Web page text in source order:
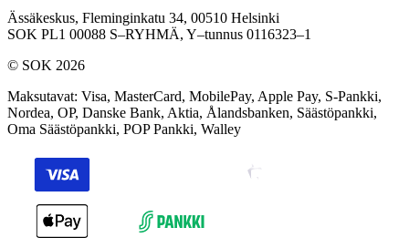
Ässäkeskus, Fleminginkatu 34, 00510 Helsinki
SOK PL1 00088 S–RYHMÄ, Y–tunnus 0116323–1
© SOK 2026
Maksutavat: Visa, MasterCard, MobilePay, Apple Pay, S-Pankki,
Nordea, OP, Danske Bank, Aktia, Ålandsbanken, Säästöpankki,
Oma Säästöpankki, POP Pankki, Walley